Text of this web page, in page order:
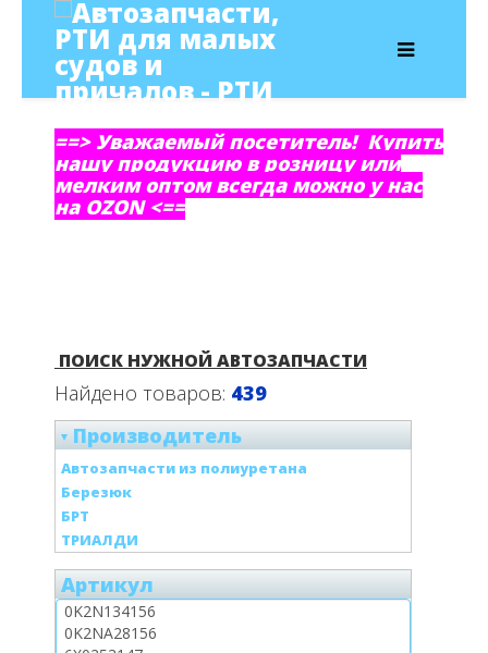
==> Уважаемый посетитель! Купить
нашу продукцию в розницу или
мелким оптом всегда можно у нас
на OZON <==
ПОИСК НУЖНОЙ АВТОЗАПЧАСТИ
Найдено товаров: 439
Производитель
Автозапчасти из полиуретана
Березюк
БРТ
ТРИАЛДИ
Артикул